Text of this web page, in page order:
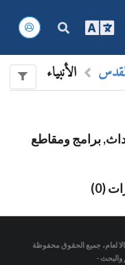
الأنبياء
برامج ومقاطع
(0)
لعام، جميع الحقوق محفوظة
والبحث -